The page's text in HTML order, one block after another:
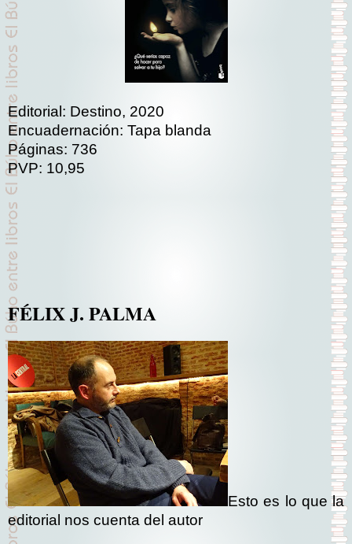
Editorial: Destino, 2020
Encuadernación: Tapa blanda
Páginas: 736
PVP: 10,95
FÉLIX J. PALMA
Esto es lo que la
editorial nos cuenta del autor